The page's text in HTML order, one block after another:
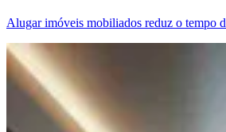
Alugar imóveis mobiliados reduz o tempo